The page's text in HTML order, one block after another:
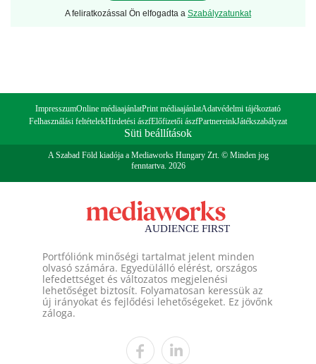
A feliratkozással Ön elfogadta a Szabályzatunkat
ImpresszumOnline médiaajánlatPrint médiaajánlatAdatvédelmi tájékoztató
Felhasználási feltételekHirdetési ászfElőfizetői ászfPartnereinkJátékszabályzat
Süti beállítások
A Szabad Föld kiadója a Mediaworks Hungary Zrt. © Minden jog
fenntartva. 2026
Portfóliónk minőségi tartalmat jelent minden
olvasó számára. Egyedülálló elérést, országos
lefedettséget és változatos megjelenési
lehetőséget biztosít. Folyamatosan keressük az
új irányokat és fejlődési lehetőségeket. Ez jövőnk
záloga.